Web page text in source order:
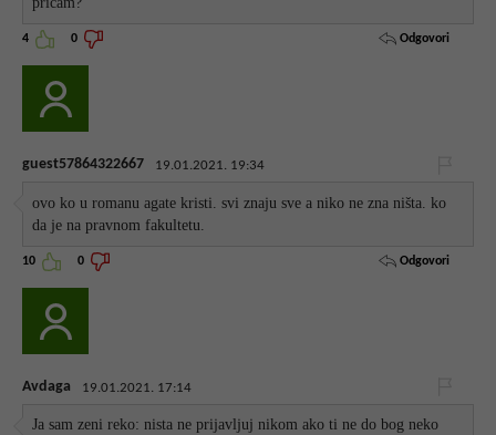
4 0 Odgovori
guest57864322667 19.01.2021. 19:34
ovo ko u romanu agate kristi. svi znaju sve a niko ne zna ništa. ko
da je na pravnom fakultetu.
10 0 Odgovori
Avdaga 19.01.2021. 17:14
Ja sam zeni reko: nista ne prijavljuj nikom ako ti ne do bog neko